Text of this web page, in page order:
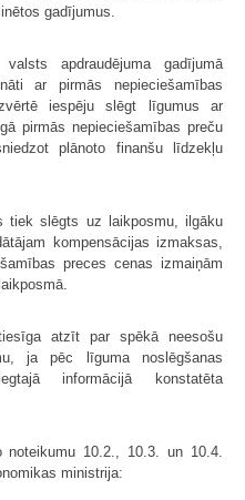
gadījumus.
apdraudējuma gadījumā
ar pirmās nepieciešamības
iespēju slēgt līgumus ar
pirmās nepieciešamības preču
plānoto finanšu līdzekļu
tiek slēgts uz laikposmu, ilgāku
kompensācijas izmaksas,
preces cenas izmaiņām
atzīt par spēkā neesošu
ja pēc līguma noslēgšanas
informācijā konstatēta
10.2., 10.3. un 10.4.
ministrija: